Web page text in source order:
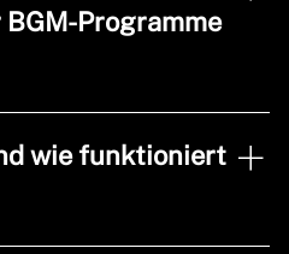
Programme
Firmenfitness- und BGM-
an, die Gesundheit,
ihrer Mitarbeitenden
Dabei wird auf
wie funktioniert
und BGM-Programm